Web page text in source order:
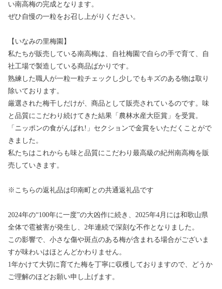
い南高梅の完成となります。
ぜひ自慢の一粒をお召し上がりください。
【いなみの里梅園】
私たちが販売している南高梅は、自社梅園で自らの手で育て、自
社工場で製造している商品ばかりです。
熟練した職人が一粒一粒チェックし少しでもキズのある物は取り
除いております。
厳選された梅干しだけが、商品として販売されているのです。味
と品質にこだわり続けてきた結果「農林水産大臣賞」を受賞。
「ニッポンの食がんばれ!」セクションで金賞をいただくことがで
きました。
私たちはこれからも味と品質にこだわり最高級の紀州南高梅を販
売していきます。
※こちらの返礼品は印南町との共通返礼品です
2024年の“100年に一度”の大凶作に続き、2025年4月には和歌山県
全体で雹被害が発生し、2年連続で深刻な不作となりました。
この影響で、小さな傷や斑点のある梅が含まれる場合がございま
すが味わいはほとんどかわりません。
1年かけて大切に育てた梅を丁寧に収穫しておりますので、どうか
ご理解のほどお願い申し上げます。